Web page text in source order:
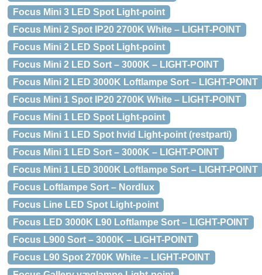
Focus Mini 3 LED Spot Light-point
Focus Mini 2 Spot IP20 2700K White – LIGHT-POINT
Focus Mini 2 LED Spot Light-point
Focus Mini 2 LED Sort – 3000K – LIGHT-POINT
Focus Mini 2 LED 3000K Loftlampe Sort – LIGHT-POINT
Focus Mini 1 Spot IP20 2700K White – LIGHT-POINT
Focus Mini 1 LED Spot Light-point
Focus Mini 1 LED Spot hvid Light-point (restparti)
Focus Mini 1 LED Sort – 3000K – LIGHT-POINT
Focus Mini 1 LED 3000K Loftlampe Sort – LIGHT-POINT
Focus Loftlampe Sort – Nordlux
Focus Line LED Spot Light-point
Focus LED 3000K L90 Loftlampe Sort – LIGHT-POINT
Focus L900 Sort – 3000K – LIGHT-POINT
Focus L90 Spot 2700K White – LIGHT-POINT